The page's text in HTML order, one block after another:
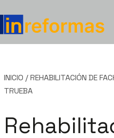
al
contenido
INICIO /REHABILITACIÓN DE
TRUEBA